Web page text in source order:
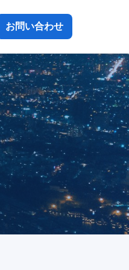
お問い合わせ